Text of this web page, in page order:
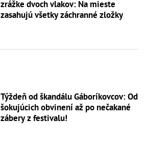
zrážke dvoch vlakov: Na mieste
zasahujú všetky záchranné zložky
Týždeň od škandálu Gáboríkovcov: Od
šokujúcich obvinení až po nečakané
zábery z festivalu!